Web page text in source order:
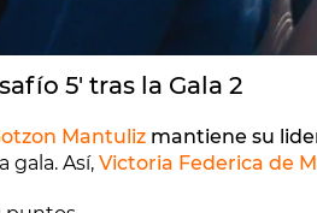
5' tras la Gala 2
Mantuliz mantiene su
Así, Victoria Federica de